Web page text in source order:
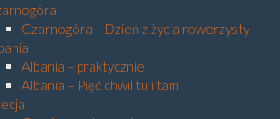
Czarnogóra – Dzień z życia rowerzysty
Albania – praktycznie
Albania – Pięć chwil tu i tam